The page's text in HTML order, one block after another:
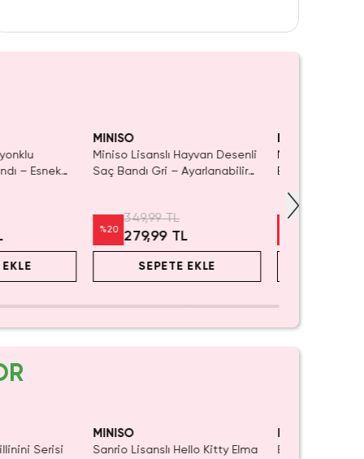
– Esnek
20 Cm
EKLE
MINISO
Miniso Lisanslı Hayvan Desenli
Saç Bandı Gri – Ayarlanabilir
%20
349,99 TL
279,99 TL
SEPETE EKLE
Miniso Lisanslı
Bandı – Hafif
Serisi
MINISO
Sanrio Lisanslı Hello Kitty Elma
Barbie Lisanslı